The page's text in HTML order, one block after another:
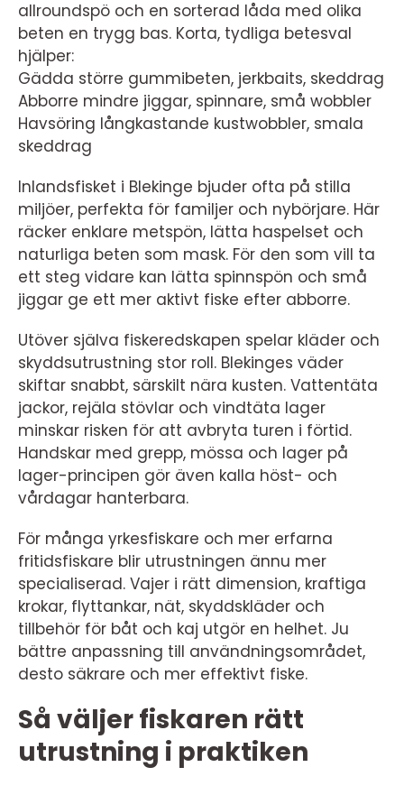
allroundspö och en sorterad låda med olika
beten en trygg bas. Korta, tydliga betesval
hjälper:
Gädda större gummibeten, jerkbaits, skeddrag
Abborre mindre jiggar, spinnare, små wobbler
Havsöring långkastande kustwobbler, smala
skeddrag
Inlandsfisket i Blekinge bjuder ofta på stilla
miljöer, perfekta för familjer och nybörjare. Här
räcker enklare metspön, lätta haspelset och
naturliga beten som mask. För den som vill ta
ett steg vidare kan lätta spinnspön och små
jiggar ge ett mer aktivt fiske efter abborre.
Utöver själva fiskeredskapen spelar kläder och
skyddsutrustning stor roll. Blekinges väder
skiftar snabbt, särskilt nära kusten. Vattentäta
jackor, rejäla stövlar och vindtäta lager
minskar risken för att avbryta turen i förtid.
Handskar med grepp, mössa och lager på
lager-principen gör även kalla höst- och
vårdagar hanterbara.
För många yrkesfiskare och mer erfarna
fritidsfiskare blir utrustningen ännu mer
specialiserad. Vajer i rätt dimension, kraftiga
krokar, flyttankar, nät, skyddskläder och
tillbehör för båt och kaj utgör en helhet. Ju
bättre anpassning till användningsområdet,
desto säkrare och mer effektivt fiske.
Så väljer fiskaren rätt
utrustning i praktiken